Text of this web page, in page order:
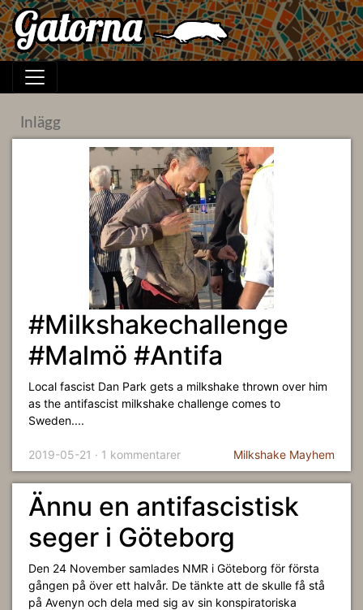
Inlägg
#Milkshakechallenge
#Malmö #Antifa
Local fascist Dan Park gets a milkshake thrown over him
as the antifascist milkshake challenge comes to
Sweden....
2019-05-21 · 1 kommentarer Milkshake Mayhem
Ännu en antifascistisk
seger i Göteborg
Den 24 November samlades NMR i Göteborg för första
gången på över ett halvår. De tänkte att de skulle få stå
på Avenyn och dela med sig av sin konspiratoriska